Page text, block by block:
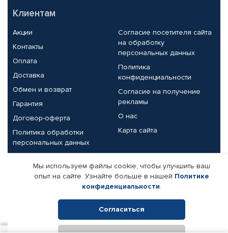
Клиентам
Акции
Контакты
Оплата
Доставка
Обмен и возврат
Гарантия
Договор-оферта
Политика обработки
персональных данных
Согласие посетителя сайта
на обработку
персональных данных
Политика
конфиденциальности
Согласие на получение
рекламы
О нас
Карта сайта
Партнерам
Корпоративным клиентам
Поставщикам
Реквизиты компании
Мы используем файлы cookie, чтобы улучшить ваш
опыт на сайте. Узнайте больше в нашей Политике
конфиденциальности.
Согласиться